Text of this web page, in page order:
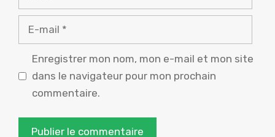
mail
Enregistrer mon nom, mon e-mail et mon site
dans le navigateur pour mon prochain
commentaire.